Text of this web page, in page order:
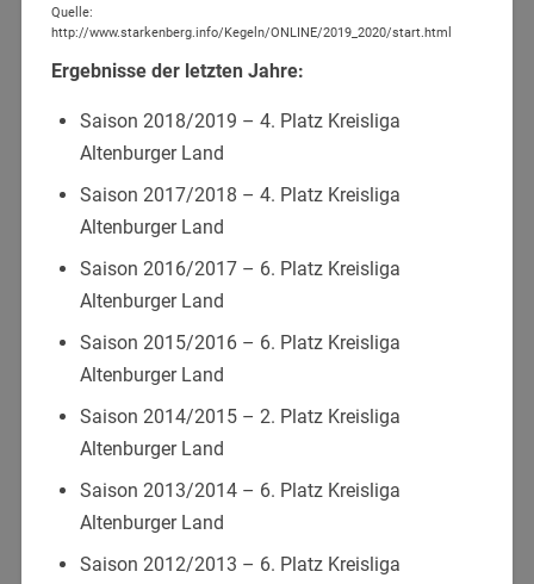
Quelle:
http://www.starkenberg.info/Kegeln/ONLINE/2019_2020/start.html
Ergebnisse der letzten Jahre:
Saison 2018/2019 – 4. Platz Kreisliga
Altenburger Land
Saison 2017/2018 – 4. Platz Kreisliga
Altenburger Land
Saison 2016/2017 – 6. Platz Kreisliga
Altenburger Land
Saison 2015/2016 – 6. Platz Kreisliga
Altenburger Land
Saison 2014/2015 – 2. Platz Kreisliga
Altenburger Land
Saison 2013/2014 – 6. Platz Kreisliga
Altenburger Land
Saison 2012/2013 – 6. Platz Kreisliga